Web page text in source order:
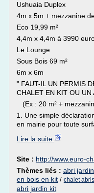
Ushuaia Duplex
4m x 5m + mezzanine
Eco 19,99 m²
4,4m x 4,4m à 3990
Le Lounge
Sous Bois 69 m²
6m x 6m
" FAUT-IL UN PERMIS
CHALET EN KIT OU UN
(Ex : 20 m² +
1. Une simple
en mairie pour toute
Lire la suite
Site : http://www.euro-
Thèmes liés : abri
en bois en kit / chalet
abri jardin kit